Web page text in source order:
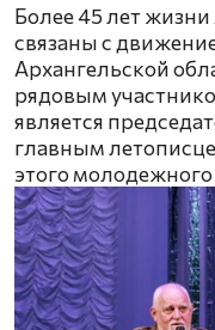
Более 45 лет
связаны с
Архангельской
рядовым
является
главным
этого